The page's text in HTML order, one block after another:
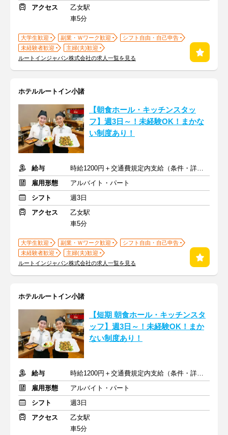
アクセス
乙女駅
車5分
大学生歓迎 副業・Ｗワーク歓迎
シフト自由・自己申告
未経験者歓迎
主婦(夫)歓迎
ルートインジャパン株式会社の求人一覧を見る
ホテルルートイン小諸
【朝食ホール・キッチンスタッ
フ】週3日～！未経験OK！まかな
い制度あり！
給与
時給1200円＋交通費規定内支給（条件・詳細は面接にて）
雇用形態
アルバイト・パート
シフト
週3日
アクセス
乙女駅
車5分
大学生歓迎 副業・Ｗワーク歓迎
シフト自由・自己申告
未経験者歓迎
主婦(夫)歓迎
ルートインジャパン株式会社の求人一覧を見る
ホテルルートイン小諸
【短期 朝食ホール・キッチンスタ
ッフ】週3日～！未経験OK！まか
ない制度あり！
給与
時給1200円＋交通費規定内支給（条件・詳細は面接にて）
雇用形態
アルバイト・パート
シフト
週3日
アクセス
乙女駅
車5分